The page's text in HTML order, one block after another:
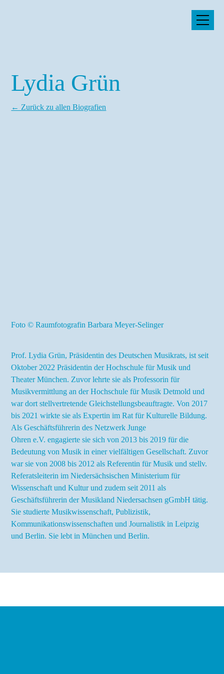
Startseite
10 Jahre FREO
Lydia Grün
← Zurück zu allen Biografien
Foto © Raumfotografin Barbara Meyer-Selinger
Prof. Lydia Grün, Präsidentin des Deutschen Musikrats, ist seit
Oktober 2022 Präsidentin der Hochschule für Musik und
Theater München. Zuvor lehrte sie als Professorin für
Musikvermittlung an der Hochschule für Musik Detmold und
war dort stellvertretende Gleichstellungsbeauftragte. Von 2017
bis 2021 wirkte sie als Expertin im Rat für Kulturelle Bildung.
Als Geschäftsführerin des Netzwerk Junge
Ohren e.V. engagierte sie sich von 2013 bis 2019 für die
Bedeutung von Musik in einer vielfältigen Gesellschaft. Zuvor
war sie von 2008 bis 2012 als Referentin für Musik und stellv.
Referatsleiterin im Niedersächsischen Ministerium für
Wissenschaft und Kultur und zudem seit 2011 als
Geschäftsführerin der Musikland Niedersachsen gGmbH tätig.
Sie studierte Musikwissenschaft, Publizistik,
Kommunikationswissenschaften und Journalistik in Leipzig
und Berlin. Sie lebt in München und Berlin.